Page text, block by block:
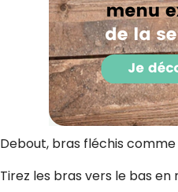
Debout, bras fléchis
Tirez les bras vers le bas